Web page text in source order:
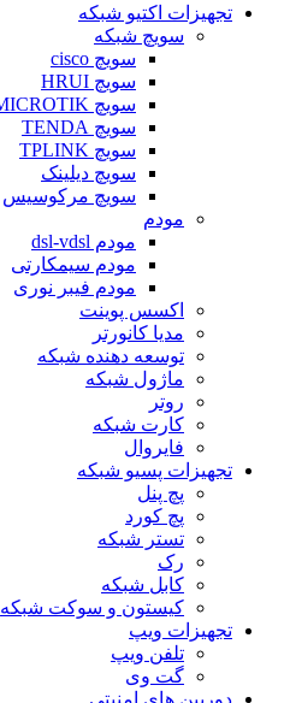
تجهیزات اکتیو شبکه
سویچ شبکه
سویچ cisco
سویچ HRUI
سویچ MICROTIK
سویچ TENDA
سویچ TPLINK
سویچ دیلینک
سویچ مرکوسیس
مودم
مودم dsl-vdsl
مودم سیمکارتی
مودم فیبر نوری
اکسس پوینت
مدیا کانورتر
توسعه دهنده شبکه
ماژول شبکه
روتر
کارت شبکه
فایروال
تجهیزات پسیو شبکه
پچ پنل
پچ کورد
تستر شبکه
رک
کابل شبکه
کیستون و سوکت شبکه
تجهیزات ویپ
تلفن ویپ
گت وی
دوربین های امنیتی